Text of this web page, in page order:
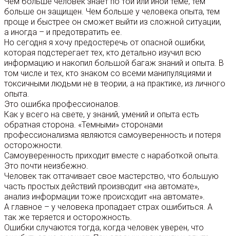
больше он защищен. Чем больше у человека опыта, тем
проще и быстрее он сможет выйти из сложной ситуации,
а иногда – и предотвратить ее.
Но сегодня я хочу предостеречь от опасной ошибки,
которая подстерегает тех, кто детально изучил всю
информацию и накопил большой багаж знаний и опыта. В
том числе и тех, кто знаком со всеми манипуляциями и
токсичными людьми не в теории, а на практике, из личного
опыта.
Это ошибка профессионалов.
Как у всего на свете, у знаний, умений и опыта есть
обратная сторона. «Темными» сторонами
профессионализма являются самоуверенность и потеря
осторожности.
Самоуверенность приходит вместе с наработкой опыта.
Это почти неизбежно.
Человек так оттачивает свое мастерство, что большую
часть простых действий производит «на автомате»,
анализ информации тоже происходит «на автомате».
А главное – у человека пропадает страх ошибиться. А
так же теряется и осторожность.
Ошибки случаются тогда, когда человек уверен, что